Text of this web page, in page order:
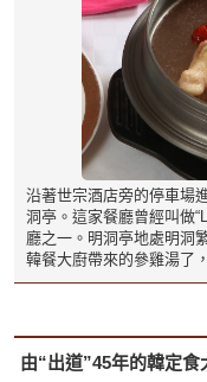
沿著世宗酒店旁的停車場
洞亭。這家餐廳曾經叫做
廳之一。明洞亭地處明洞
韓餐大廚帶來的參雞湯了
由“出道”45年的韓定